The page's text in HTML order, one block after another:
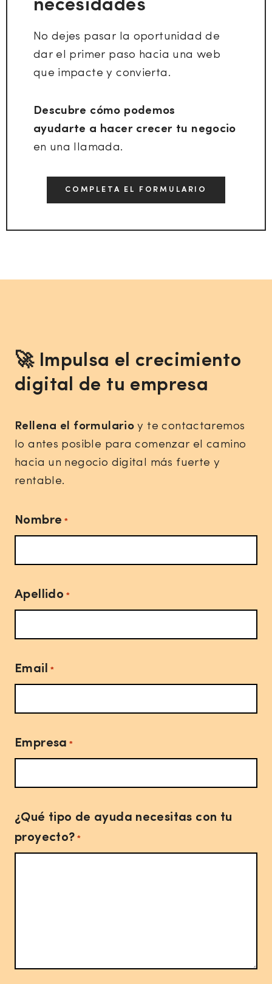
necesidades
No dejes pasar la oportunidad de
dar el primer paso hacia una web
que impacte y convierta.
Descubre cómo podemos
ayudarte a hacer crecer tu negocio
en una llamada.
COMPLETA EL FORMULARIO
🚀 Impulsa el crecimiento
digital de tu empresa
Rellena el formulario y te contactaremos
lo antes posible para comenzar el camino
hacia un negocio digital más fuerte y
rentable.
Nombre *
Apellido *
Email *
Empresa *
¿Qué tipo de ayuda necesitas con tu
proyecto? *